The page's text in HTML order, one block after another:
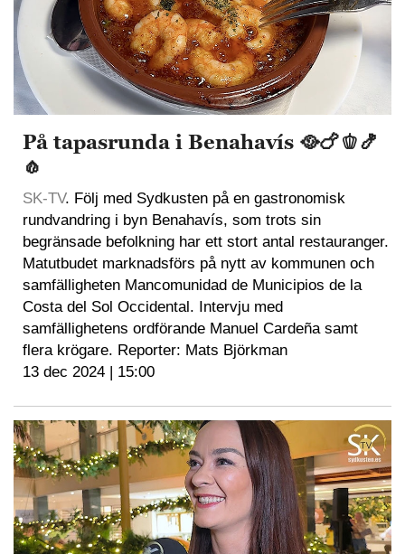
På tapasrunda i Benahavís 🥘🍗🫑🍤
🧄
SK-TV. Följ med Sydkusten på en gastronomisk
rundvandring i byn Benahavís, som trots sin
begränsade befolkning har ett stort antal restauranger.
Matutbudet marknadsförs på nytt av kommunen och
samfälligheten Mancomunidad de Municipios de la
Costa del Sol Occidental. Intervju med
samfällighetens ordförande Manuel Cardeña samt
flera krögare. Reporter: Mats Björkman
13 dec 2024 | 15:00